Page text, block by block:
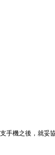
手機之後，就